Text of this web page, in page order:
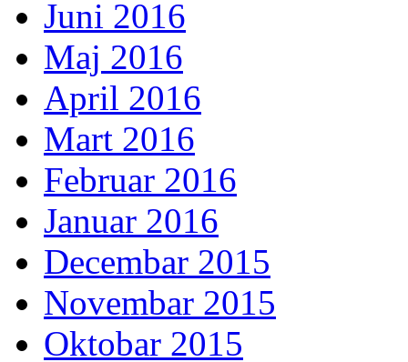
Juni 2016
Maj 2016
April 2016
Mart 2016
Februar 2016
Januar 2016
Decembar 2015
Novembar 2015
Oktobar 2015